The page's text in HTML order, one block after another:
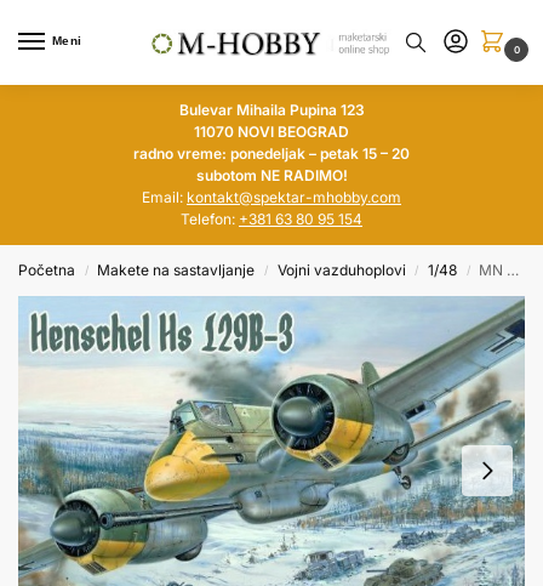
Meni
0
Bulevar Mihaila Pupina 123
11070 NOVI BEOGRAD
radno vreme: ponedeljak – petak 15 – 20
subotom NE RADIMO!
Email: kontakt@spektar-mhobby.com
Telefon: +381 63 80 95 154
Početna / Makete na sastavljanje / Vojni vazduhoplovi / 1/48 / MN HOBBY 1/48 Henschel Hs 129B-3